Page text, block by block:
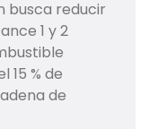
busca reducir
1 y 2
15 % de
de